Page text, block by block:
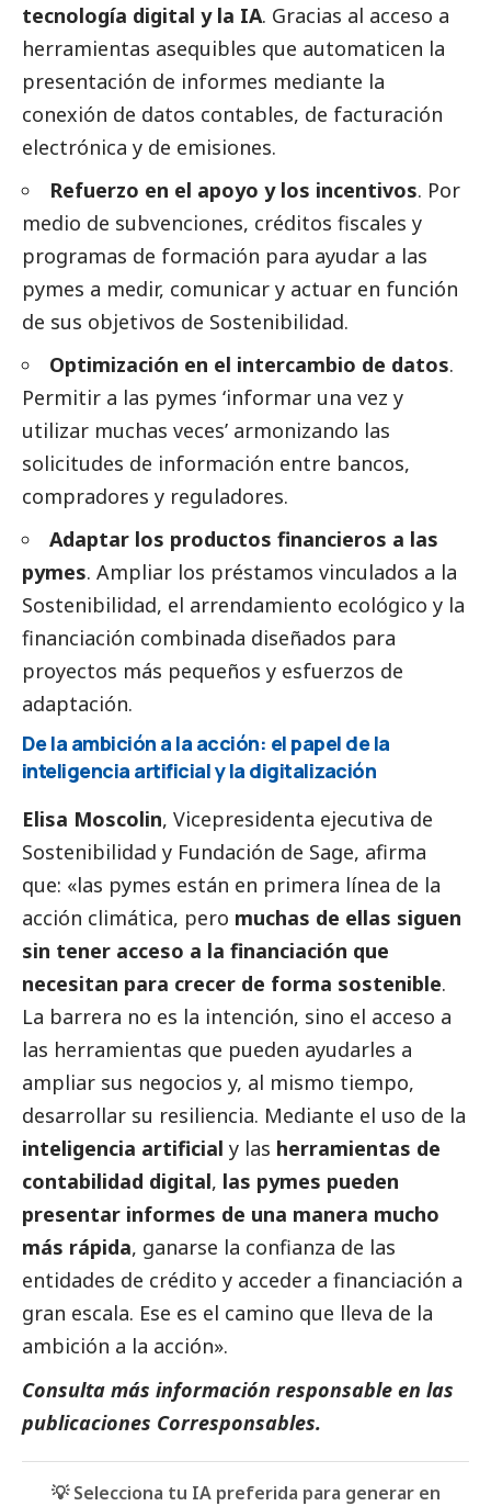
tecnología digital y la IA. Gracias al acceso a
herramientas asequibles que automaticen la
presentación de informes mediante la
conexión de datos contables, de facturación
electrónica y de emisiones.
Refuerzo en el apoyo y los incentivos. Por
medio de subvenciones, créditos fiscales y
programas de formación para ayudar a las
pymes a medir, comunicar y actuar en función
de sus objetivos de Sostenibilidad.
Optimización en el intercambio de datos.
Permitir a las pymes ‘informar una vez y
utilizar muchas veces’ armonizando las
solicitudes de información entre bancos,
compradores y reguladores.
Adaptar los productos financieros a las
pymes. Ampliar los préstamos vinculados a la
Sostenibilidad, el arrendamiento ecológico y la
financiación combinada diseñados para
proyectos más pequeños y esfuerzos de
adaptación.
De la ambición a la acción: el papel de la
inteligencia artificial y la digitalización
Elisa Moscolin, Vicepresidenta ejecutiva de
Sostenibilidad y Fundación de Sage, afirma
que: «las pymes están en primera línea de la
acción climática, pero muchas de ellas siguen
sin tener acceso a la financiación que
necesitan para crecer de forma sostenible.
La barrera no es la intención, sino el acceso a
las herramientas que pueden ayudarles a
ampliar sus negocios y, al mismo tiempo,
desarrollar su resiliencia. Mediante el uso de la
inteligencia artificial y las herramientas de
contabilidad digital, las pymes pueden
presentar informes de una manera mucho
más rápida, ganarse la confianza de las
entidades de crédito y acceder a financiación a
gran escala. Ese es el camino que lleva de la
ambición a la acción».
Consulta más información responsable en las
publicaciones Corresponsables.
💡 Selecciona tu IA preferida para generar en